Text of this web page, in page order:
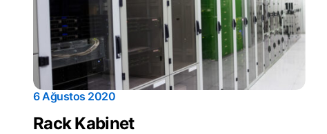
6 Ağustos 2020
Rack Kabinet